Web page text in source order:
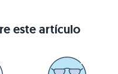
este artículo